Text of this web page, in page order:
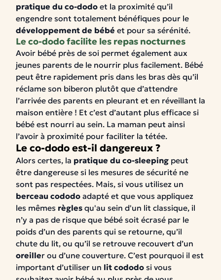
pratique du co-dodo et la proximité qu’il
engendre sont totalement bénéfiques pour le
développement de bébé et pour sa sérénité.
Le co-dodo facilite les repas nocturnes
Avoir bébé près de soi permet également aux
jeunes parents de le nourrir plus facilement. Bébé
peut être rapidement pris dans les bras dès qu’il
réclame son biberon plutôt que d’attendre
l’arrivée des parents en pleurant et en réveillant la
maison entière ! Et c’est d’autant plus efficace si
bébé est nourri au sein. La maman peut ainsi
l’avoir à proximité pour faciliter la tétée.
Le co-dodo est-il dangereux ?
Alors certes, la pratique du co-sleeping peut
être dangereuse si les mesures de sécurité ne
sont pas respectées. Mais, si vous utilisez un
berceau cododo adapté et que vous appliquez
les mêmes règles qu'au sein d'un lit classique, il
n’y a pas de risque que bébé soit écrasé par le
poids d’un des parents qui se retourne, qu’il
chute du lit, ou qu’il se retrouve recouvert d’un
oreiller ou d’une couverture. C’est pourquoi il est
important d’utiliser un lit cododo si vous